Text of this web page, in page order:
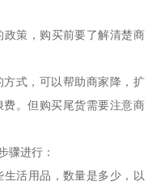
策，购买前要了解清楚商
式，可以帮助商家降，扩
。但购买尾货需要注意商
骤进行：
活用品，数量是多少，以